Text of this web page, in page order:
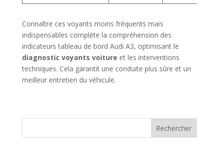
Connaître ces voyants moins fréquents mais
indispensables complète la compréhension des
indicateurs tableau de bord Audi A3, optimisant le
diagnostic voyants voiture et les interventions
techniques. Cela garantit une conduite plus sûre et un
meilleur entretien du véhicule.
Rechercher